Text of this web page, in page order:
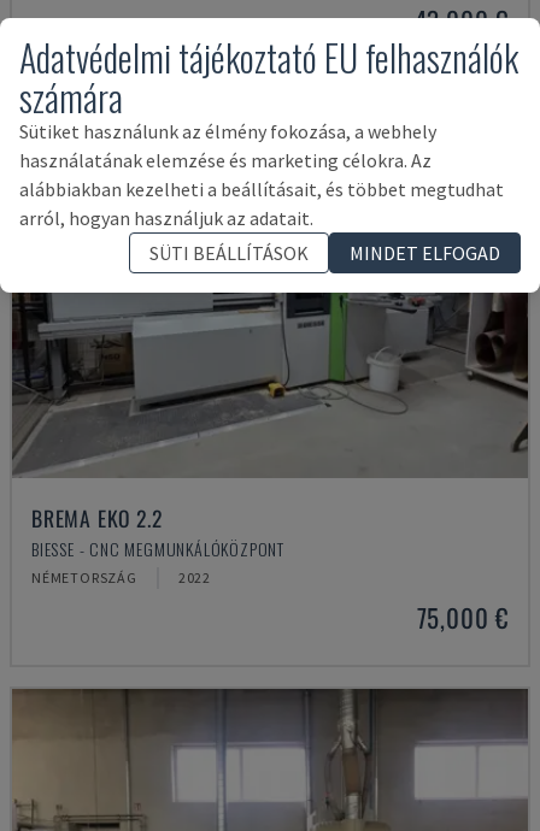
43,000 €
BREMA EKO 2.2
BIESSE - CNC MEGMUNKÁLÓKÖZPONT
NÉMETORSZÁG 2022
75,000 €
Adatvédelmi tájékoztató EU felhasználók
számára
Sütiket használunk az élmény fokozása, a webhely
használatának elemzése és marketing célokra. Az
alábbiakban kezelheti a beállításait, és többet megtudhat
arról, hogyan használjuk az adatait.
SÜTI BEÁLLÍTÁSOK
MINDET ELFOGAD